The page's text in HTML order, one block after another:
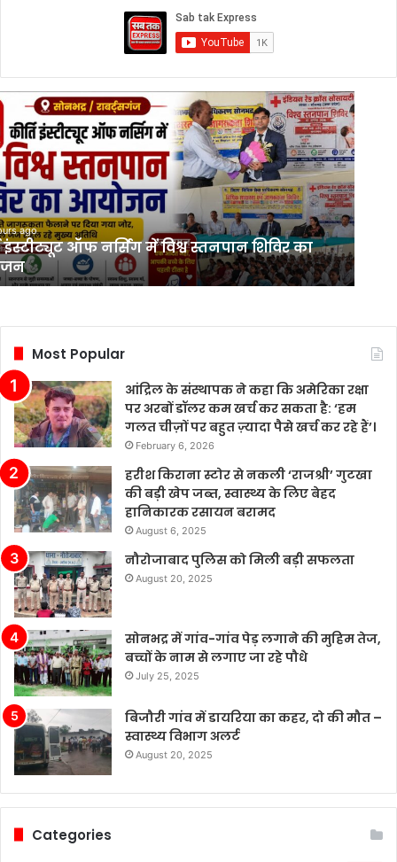
ago
इंस्टीट्यूट ऑफ नर्सिंग में विश्व स्तनपान शिविर का
Most Popular
आंद्रिल के संस्थापक ने कहा कि अमेरिका रक्षा
पर अरबों डॉलर कम खर्च कर सकता है: ‘हम
गलत चीज़ों पर बहुत ज़्यादा पैसे खर्च कर रहे हैं’।
February 6, 2026
हरीश किराना स्टोर से नकली ‘राजश्री’ गुटखा
की बड़ी खेप जब्त, स्वास्थ्य के लिए बेहद
हानिकारक रसायन बरामद
August 6, 2025
नौरोजाबाद पुलिस को मिली बड़ी सफलता
August 20, 2025
सोनभद्र में गांव-गांव पेड़ लगाने की मुहिम तेज,
बच्चों के नाम से लगाए जा रहे पौधे
July 25, 2025
बिजौरी गांव में डायरिया का कहर, दो की मौत –
स्वास्थ्य विभाग अलर्ट
August 20, 2025
Categories